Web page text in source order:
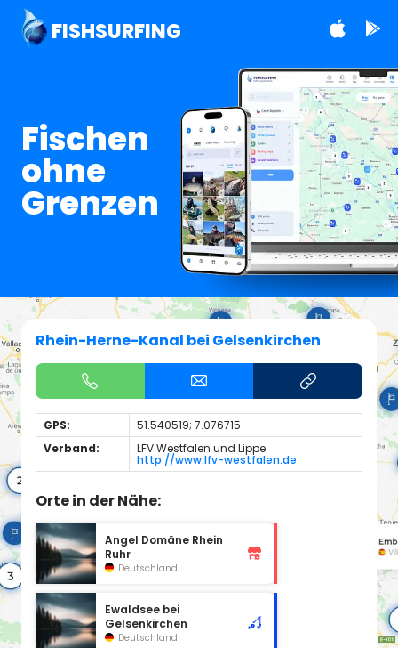
FISHSURFING
Fischen
ohne
Grenzen
Rhein-Herne-Kanal bei Gelsenkirchen
GPS:
51.540519; 7.076715
Verband:
LFV Westfalen und Lippe
http://www.lfv-westfalen.de
Orte in der Nähe:
Angel Domäne Rhein
Ruhr
Deutschland
Ewaldsee bei
Gelsenkirchen
Deutschland